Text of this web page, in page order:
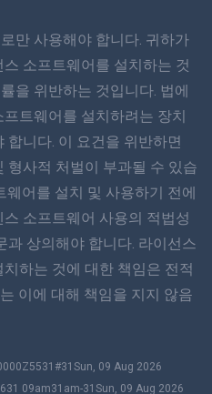
만 사용해야 합니다. 귀하가
소프트웨어를 설치하는 것
을 위반하는 것입니다. 법에
트웨어를 설치하려는 장치
합니다. 이 요건을 위반하면
형사적 처벌이 부과될 수 있습
웨어를 설치 및 사용하기 전에
소프트웨어 사용의 적법성
과 상의해야 합니다. 라이선스
하는 것에 대한 책임은 전적
이에 대해 책임을 지지 않음
09 Aug 2026
09am31am-31Sun, 09 Aug 2026